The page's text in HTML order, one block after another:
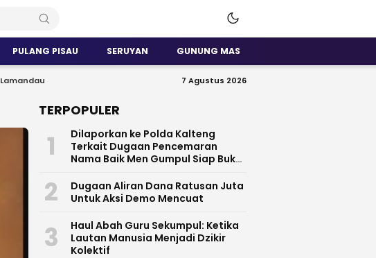
PULANG PISAU SERUYAN GUNUNG MAS
Lamandau 7 Agustus 2026
TERPOPULER
1
Dilaporkan ke Polda Kalteng
Terkait Dugaan Pencemaran
Nama Baik Men Gumpul Siap Buka
2
Dugaan Aliran Dana Ratusan Juta
Untuk Aksi Demo Mencuat
3
Haul Abah Guru Sekumpul: Ketika
Lautan Manusia Menjadi Dzikir
Kolektif